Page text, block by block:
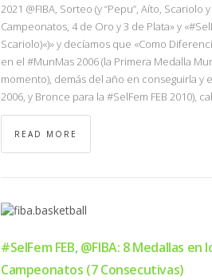
2021 @FIBA, Sorteo (y “Pepu”, Aíto,
Campeonatos, 4 de Oro y 3 de Plata» y
Scariolo)«)» y decíamos que «Como
en el #MunMas 2006 (la Primera Medalla
momento), demás del año en conseguirla y
2006, y Bronce para la #SelFem FEB 2010),
READ MORE
#SelFem FEB, @FIBA: 8 Medallas en
Campeonatos (7 Consecutivas)